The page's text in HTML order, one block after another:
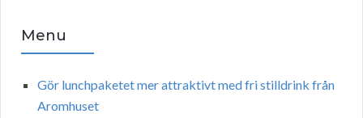
Menu
Gör lunchpaketet mer attraktivt med fri stilldrink från
Aromhuset